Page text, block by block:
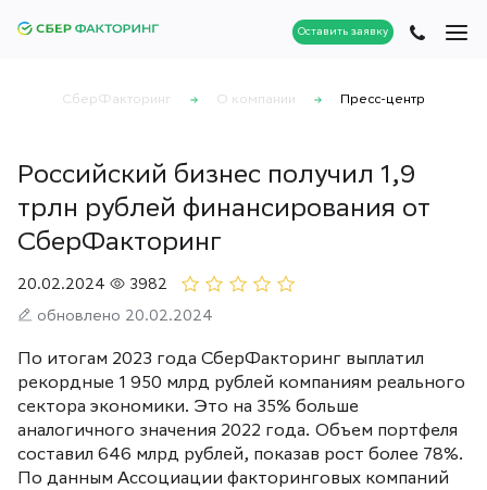
Оставить заявку
СберФакторинг О компании Пресс-центр
Российский бизнес получил 1,9
трлн рублей финансирования от
СберФакторинг
20.02.2024
3982
обновлено 20.02.2024
По итогам 2023 года СберФакторинг выплатил
рекордные 1 950 млрд рублей компаниям реального
сектора экономики. Это на 35% больше
аналогичного значения 2022 года. Объем портфеля
составил 646 млрд рублей, показав рост более 78%.
По данным Ассоциации факторинговых компаний